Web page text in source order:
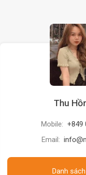
Thu
Mobile: +849
Email:
Danh